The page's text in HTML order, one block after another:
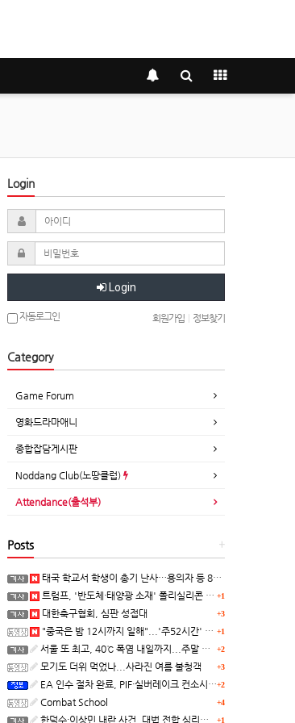
Login
Login
자동로그인 회원가입 정보찾기
Category
Game Forum
영화드라마애니
종합잡담게시판
Noddang Club(노땅클럽)
Attendance(출석부)
+
Posts
태국 학교서 학생이 총기 난사…용의자 등 8명 숨져
+1
트럼프, '반도체·태양광 소재' 폴리실리콘 파생 제품에 15% 관세...한국 기업도 영향
+3
대한축구협회, 심판 성접대
+1
"중국은 밤 12시까지 일해"...'주52시간' 손볼까
+2
서울 또 최고, 40℃ 폭염 내일까지...주말 동쪽 비바람
+3
모기도 더위 먹었나...사라진 여름 불청객
+2
EA 인수 절차 완료, PIF·실버레이크 컨소시엄 산하 편입
+4
Combat School
+1
한덕수·이상민 내란 사건, 대법 전합 심리…"역사적 사법평가"(종합)